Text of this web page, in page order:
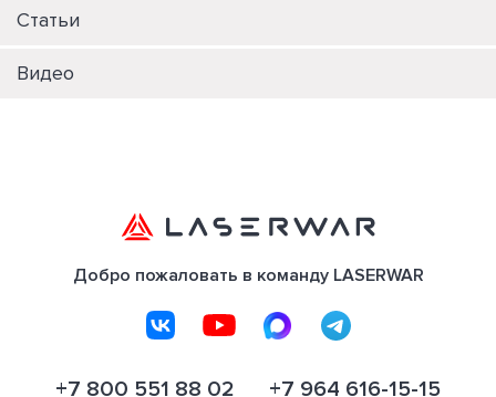
Статьи
Видео
Добро пожаловать в команду LASERWAR
+7 800 551 88 02 +7 964 616-15-15